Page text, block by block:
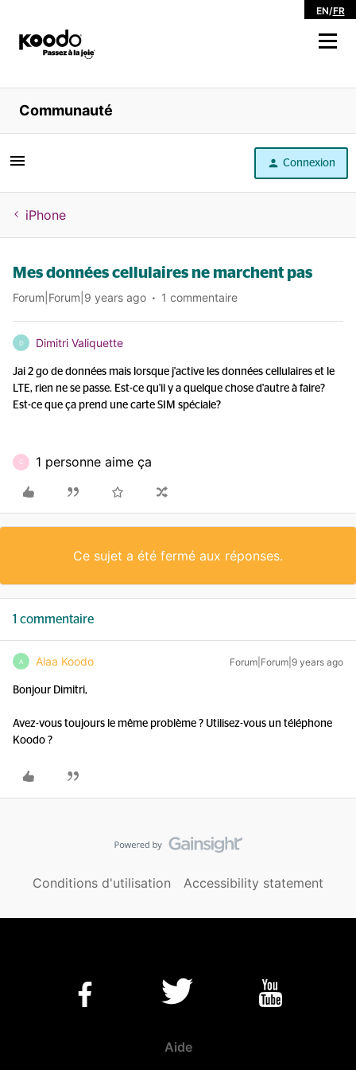
EN/FR
Magasiner
Libre service
Aide
Communauté
Connexion
iPhone
Mes données cellulaires ne marchent pas
Forum|Forum|9 years ago 1 commentaire
D Dimitri Valiquette
Jai 2 go de données mais lorsque j'active les données cellulaires et le
LTE, rien ne se passe. Est-ce qu'il y a quelque chose d'autre à faire?
Est-ce que ça prend une carte SIM spéciale?
C 1 personne aime ça
Ce sujet a été fermé aux réponses.
1 commentaire
A Alaa Koodo Forum|Forum|9 years ago
Bonjour Dimitri,
Avez-vous toujours le même problème ? Utilisez-vous un téléphone
Koodo ?
Conditions d'utilisation Accessibility statement
Aide